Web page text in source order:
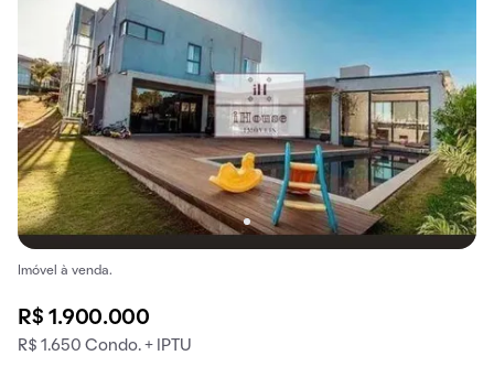
Imóvel à venda.
R$ 1.900.000
R$ 1.650 Condo. + IPTU